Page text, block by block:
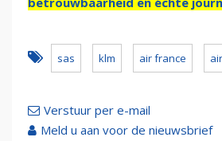
sas klm air france
Verstuur per e-mail
Meld u aan voor de nieuwsbrief